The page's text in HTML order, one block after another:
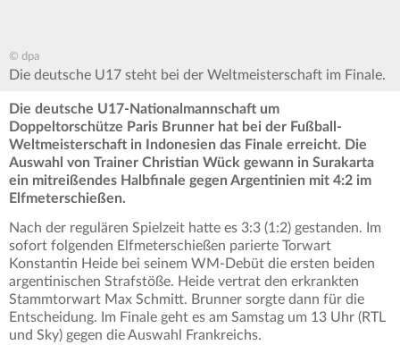
© dpa
Die deutsche U17 steht bei der Weltmeisterschaft im Finale.
Die deutsche U17-Nationalmannschaft um
Doppeltorschütze Paris Brunner hat bei der Fußball-
Weltmeisterschaft in Indonesien das Finale erreicht. Die
Auswahl von Trainer Christian Wück gewann in Surakarta
ein mitreißendes Halbfinale gegen Argentinien mit 4:2 im
Elfmeterschießen.
Nach der regulären Spielzeit hatte es 3:3 (1:2) gestanden. Im
sofort folgenden Elfmeterschießen parierte Torwart
Konstantin Heide bei seinem WM-Debüt die ersten beiden
argentinischen Strafstöße. Heide vertrat den erkrankten
Stammtorwart Max Schmitt. Brunner sorgte dann für die
Entscheidung. Im Finale geht es am Samstag um 13 Uhr (RTL
und Sky) gegen die Auswahl Frankreichs.